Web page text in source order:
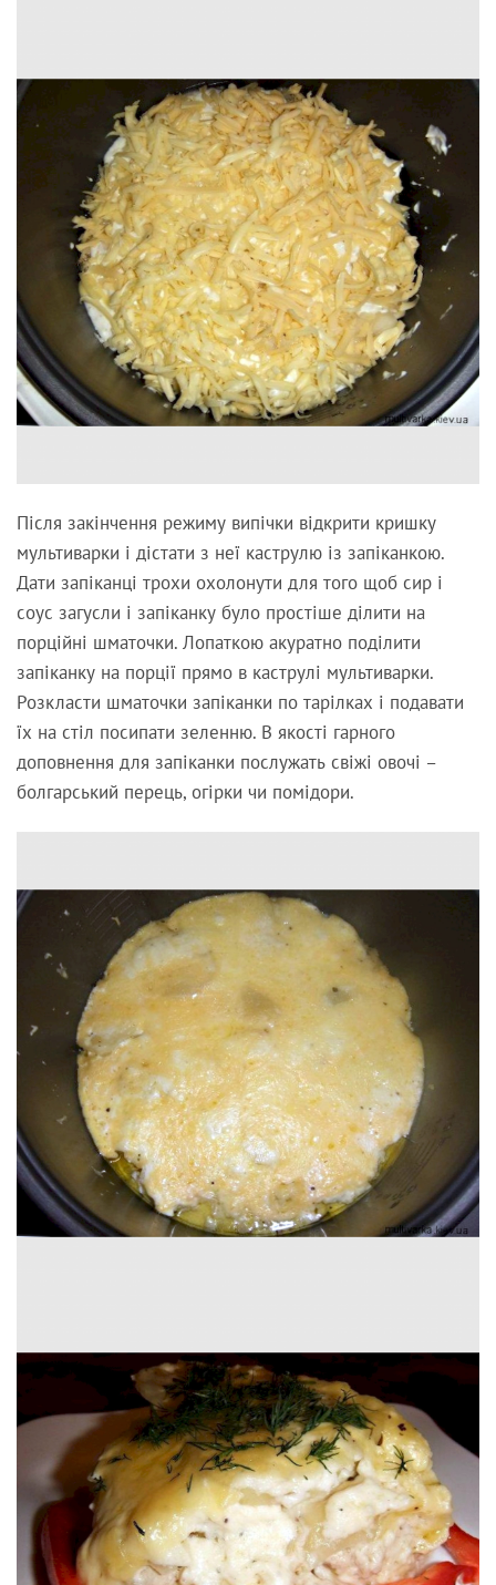
Після закінчення режиму випічки відкрити кришку
мультиварки і дістати з неї каструлю із запіканкою.
Дати запіканці трохи охолонути для того щоб сир і
соус загусли і запіканку було простіше ділити на
порційні шматочки. Лопаткою акуратно поділити
запіканку на порції прямо в каструлі мультиварки.
Розкласти шматочки запіканки по тарілках і подавати
їх на стіл посипати зеленню. В якості гарного
доповнення для запіканки послужать свіжі овочі –
болгарський перець, огірки чи помідори.